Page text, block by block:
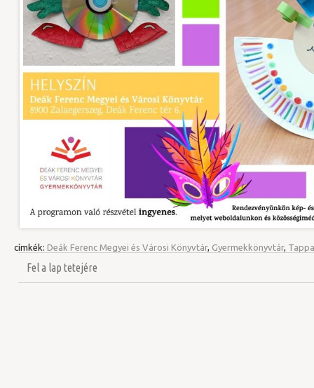
címkék: Deák Ferenc Megyei és Városi Könyvtár, Gyermekkönyvtár,
Fel a lap tetejére